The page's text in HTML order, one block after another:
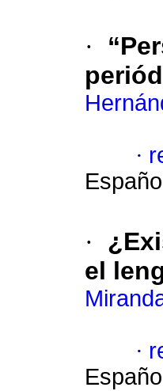
·
·
·
el
·